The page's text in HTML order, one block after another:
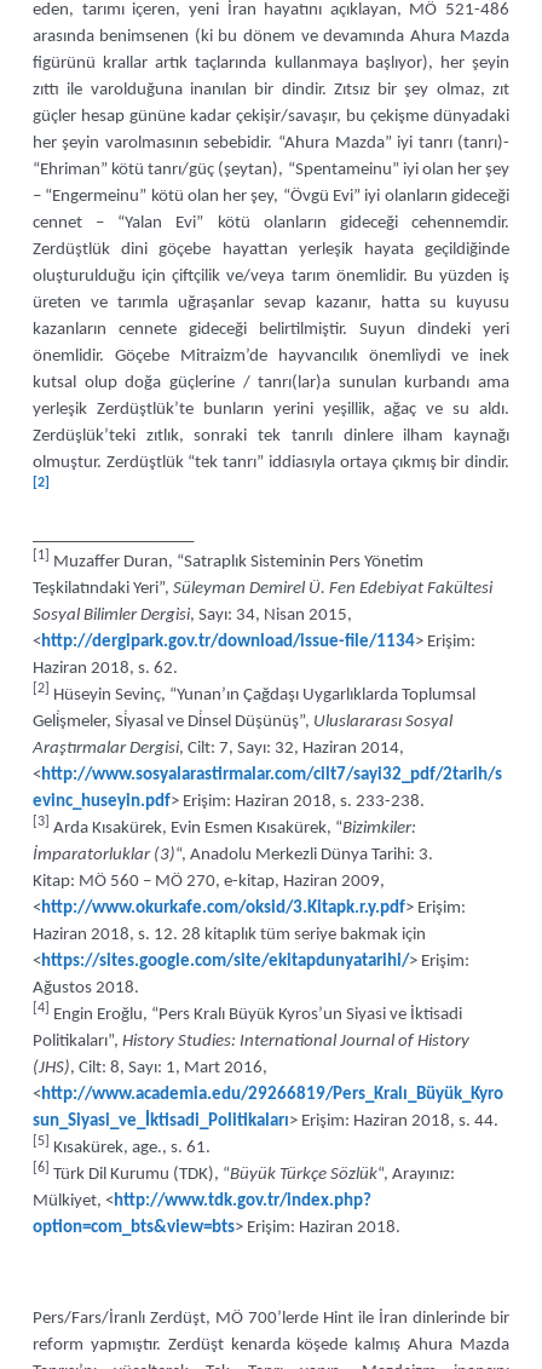
eden, tarımı içeren, yeni İran hayatını açıklayan, MÖ 521-486
arasında benimsenen (ki bu dönem ve devamında Ahura Mazda
figürünü krallar artık taçlarında kullanmaya başlıyor), her şeyin
zıttı ile varolduğuna inanılan bir dindir. Zıtsız bir şey olmaz, zıt
güçler hesap gününe kadar çekişir/savaşır, bu çekişme dünyadaki
her şeyin varolmasının sebebidir. “Ahura Mazda” iyi tanrı (tanrı)-
“Ehriman” kötü tanrı/güç (şeytan), “Spentameinu” iyi olan her şey
– “Engermeinu” kötü olan her şey, “Övgü Evi” iyi olanların gideceği
cennet – “Yalan Evi” kötü olanların gideceği cehennemdir.
Zerdüştlük dini göçebe hayattan yerleşik hayata geçildiğinde
oluşturulduğu için çiftçilik ve/veya tarım önemlidir. Bu yüzden iş
üreten ve tarımla uğraşanlar sevap kazanır, hatta su kuyusu
kazanların cennete gideceği belirtilmiştir. Suyun dindeki yeri
önemlidir. Göçebe Mitraizm’de hayvancılık önemliydi ve inek
kutsal olup doğa güçlerine / tanrı(lar)a sunulan kurbandı ama
yerleşik Zerdüştlük’te bunların yerini yeşillik, ağaç ve su aldı.
Zerdüşlük’teki zıtlık, sonraki tek tanrılı dinlere ilham kaynağı
olmuştur. Zerdüştlük “tek tanrı” iddiasıyla ortaya çıkmış bir dindir.
[2]
[1]
Muzaffer Duran, “Satraplık Sisteminin Pers Yönetim
Teşkilatındaki Yeri”, Süleyman Demirel Ü. Fen Edebiyat Fakültesi
Sosyal Bilimler Dergisi, Sayı: 34, Nisan 2015,
< http://dergipark.gov.tr/download/issue-file/1134> Erişim:
Haziran 2018, s. 62.
[2]
Hüseyin Sevinç, “Yunan’ın Çağdaşı Uygarlıklarda Toplumsal
Geli̇şmeler, Si̇yasal ve Di̇nsel Düşünüş”, Uluslararası Sosyal
Araştırmalar Dergisi, Cilt: 7, Sayı: 32, Haziran 2014,
< http://www.sosyalarastirmalar.com/cilt7/sayi32_pdf/2tarih/s
evinc_huseyin.pdf> Erişim: Haziran 2018, s. 233-238.
[3] Arda Kısakürek, Evin Esmen Kısakürek, “Bizimkiler:
İmparatorluklar (3)“, Anadolu Merkezli Dünya Tarihi: 3.
Kitap: MÖ 560 – MÖ 270, e-kitap, Haziran 2009,
< http://www.okurkafe.com/oksid/3.Kitapk.r.y.pdf> Erişim:
Haziran 2018, s. 12. 28 kitaplık tüm seriye bakmak için
< https://sites.google.com/site/ekitapdunyatarihi/> Erişim:
Ağustos 2018.
[4]
Engin Eroğlu, “Pers Kralı Büyük Kyros’un Siyasi ve İktisadi
Politikaları”, History Studies: International Journal of History
(JHS), Cilt: 8, Sayı: 1, Mart 2016,
< http://www.academia.edu/29266819/Pers_Kralı_Büyük_Kyro
sun_Siyasi_ve_İktisadi_Politikaları> Erişim: Haziran 2018, s. 44.
[5] Kısakürek, age., s. 61.
[6] Türk Dil Kurumu (TDK), “Büyük Türkçe Sözlük“, Arayınız:
Mülkiyet, < http://www.tdk.gov.tr/index.php?
option=com_bts&view=bts> Erişim: Haziran 2018.
Pers/Fars/İranlı Zerdüşt, MÖ 700’lerde Hint ile İran dinlerinde bir
reform yapmıştır. Zerdüşt kenarda köşede kalmış Ahura Mazda